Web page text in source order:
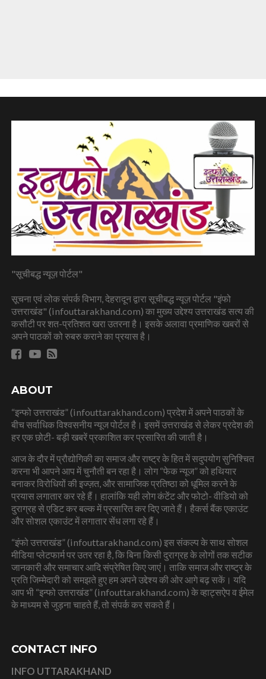
"सूचीबद्ध न्यूज़ पोर्टल"
सूचना एवं लोक संपर्क विभाग, देहरादून द्वारा सूचीबद्ध न्यूज़ पोर्टल "इंफो
उत्तराखंड" (infouttarakhand.com) का मुख्य उद्देश्य उत्तराखंड सत्य की
कसौटी पर शत-प्रतिशत खरा उतरना है। इसके अलावा प्रमाणिक खबरों से
अपने पाठकों को रुबरु कराने का प्रयास है।
ABOUT
“इन्फो उत्तराखंड” (infouttarakhand.com) प्रदेश में अपने पाठकों के
बीच सर्वाधिक विश्वसनीय न्यूज पोर्टल है। इसमें उत्तराखंड से लेकर प्रदेश की
हर एक छोटी- बड़ी खबरें प्रकाशित कर प्रसारित की जाती है।
आज के दौर में प्रौद्योगिकी का समाज और राष्ट्र के हित में सदुपयोग सुनिश्चित
करना भी आपने आप में चुनौती बन रहा है। लोग “फेक न्यूज” को हथियार
बनाकर विरोधियों की इज्ज़त, और सामाजिक प्रतिष्ठा को धूमिल करने के
प्रयास लगातार कर रहे हैं। हालांकि यही लोग कंटेंट और फोटो- वीडियो को
दुराग्रह से एडिट कर बल्क में प्रसारित कर दिए जाते हैं। हैकर्स बैंक एकाउंट
और सोशल एकाउंट में लगातार सेंध लगा रहे हैं।
“इंफो उत्तराखंड” (infouttarakhand.com) इस संकल्प के साथ सोशल
मीडिया प्लेटफार्म पर उतर रहा है, कि बिना किसी दुराग्रह के लोगों तक सटीक
जानकारी और समाचार आदि संप्रेषित किए जाएं। ताकि समाज और राष्ट्र के
प्रति जिम्मेदारी को समझते हुए हम अपने उद्देश्य की ओर आगे बढ़ सकें। यदि
आप भी “इन्फो उत्तराखंड” (infouttarakhand.com) के व्हाट्सऐप व ईमेल
के माध्यम से जुड़ना चाहते हैं, तो संपर्क कर सकते हैं।
CONTACT INFO
INFO UTTARAKHAND